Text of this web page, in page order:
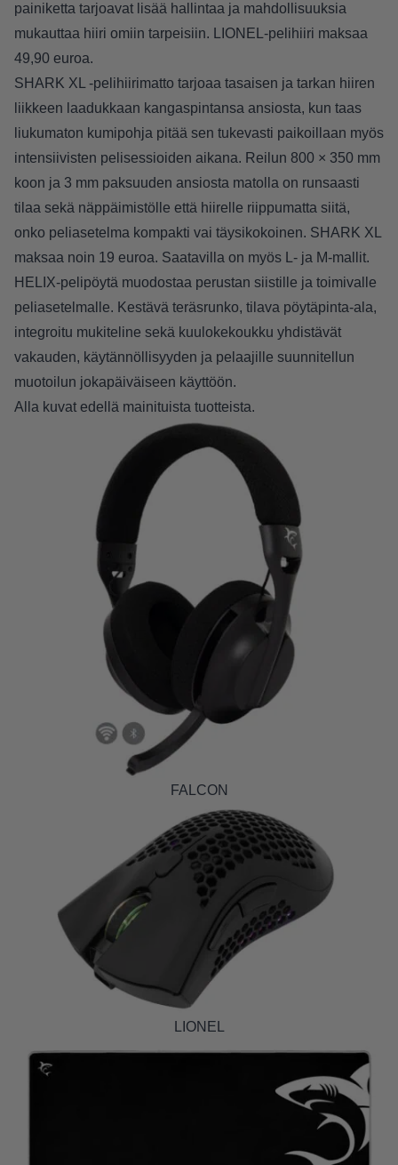
painiketta tarjoavat lisää hallintaa ja mahdollisuuksia
mukauttaa hiiri omiin tarpeisiin. LIONEL-pelihiiri maksaa
49,90 euroa.
SHARK XL -pelihiirimatto tarjoaa tasaisen ja tarkan hiiren
liikkeen laadukkaan kangaspintansa ansiosta, kun taas
liukumaton kumipohja pitää sen tukevasti paikoillaan myös
intensiivisten pelisessioiden aikana. Reilun 800 × 350 mm
koon ja 3 mm paksuuden ansiosta matolla on runsaasti
tilaa sekä näppäimistölle että hiirelle riippumatta siitä,
onko peliasetelma kompakti vai täysikokoinen. SHARK XL
maksaa noin 19 euroa. Saatavilla on myös L- ja M-mallit.
HELIX-pelipöytä muodostaa perustan siistille ja toimivalle
peliasetelmalle. Kestävä teräsrunko, tilava pöytäpinta-ala,
integroitu mukiteline sekä kuulokekoukku yhdistävät
vakauden, käytännöllisyyden ja pelaajille suunnitellun
muotoilun jokapäiväiseen käyttöön.
Alla kuvat edellä mainituista tuotteista.
FALCON
LIONEL